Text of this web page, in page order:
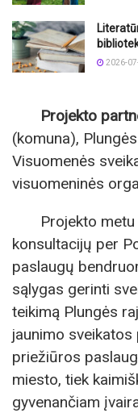
2026-
Projekto
(komuna),
Visuomenės
visuomeninės
Projekto
konsultacijų per
paslaugų
sąlygas gerinti
teikimą Plungės
jaunimo
priežiūros
miesto, tiek
gyvenančiam